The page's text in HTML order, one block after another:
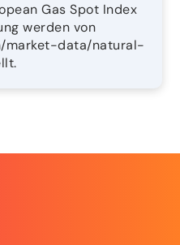
Gas Spot Index
werden von
market-data/natural-